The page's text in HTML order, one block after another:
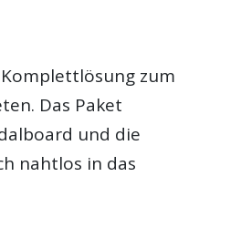
zum
Das Paket
und die
nahtlos in das